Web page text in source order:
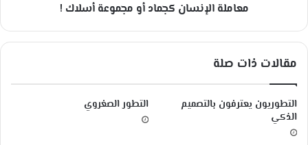
ك
ج
ا
د
أ
معاملة الإنسان كجماد أو مجموعة أسلاك !
مقالات ذات صلة
التطوريون يعترفون بالتصميم
الذكي
التطور الصغروي